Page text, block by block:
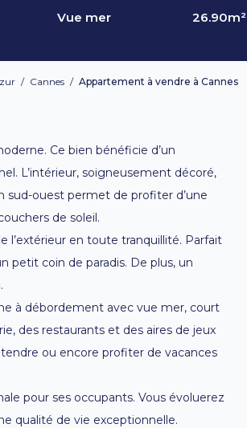
Vue mer 26.90m²
/ Cannes / Appartement à vendre à Cannes
Ce bien bénéficie d’un
L’intérieur, soigneusement décoré,
sud-ouest permet de profiter d’une
de soleil.
l’extérieur en toute tranquillité. Parfait
petit coin de paradis. De plus, un
à débordement avec vue mer, court
des restaurants et des aires de jeux
ou encore profiter de vacances
pour ses occupants. Vous évoluerez
qualité de vie exceptionnelle.